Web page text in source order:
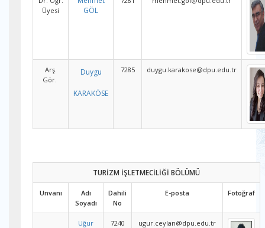
Üyesi
GÖL
Arş.
Gör.
Duygu
KARAKÖSE
7285 duygu.karakose@dpu.edu.tr
TURİZM İŞLETMECİLİĞİ BÖLÜMÜ
Unvanı
Adı
Soyadı
Dahili
No
E-posta Fotoğraf
Uğur
7240 ugur.ceylan@dpu.edu.tr